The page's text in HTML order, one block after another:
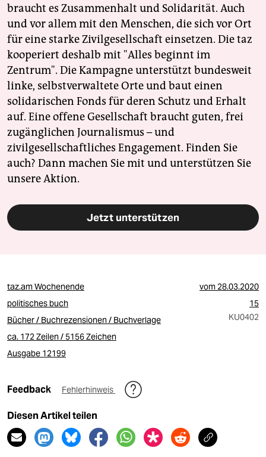
braucht es Zusammenhalt und Solidarität. Auch
und vor allem mit den Menschen, die sich vor Ort
für eine starke Zivilgesellschaft einsetzen. Die taz
kooperiert deshalb mit "Alles beginnt im
Zentrum". Die Kampagne unterstützt bundesweit
linke, selbstverwaltete Orte und baut einen
solidarischen Fonds für deren Schutz und Erhalt
auf. Eine offene Gesellschaft braucht guten, frei
zugänglichen Journalismus – und
zivilgesellschaftliches Engagement. Finden Sie
auch? Dann machen Sie mit und unterstützen Sie
unsere Aktion.
Jetzt unterstützen
taz.am Wochenende vom28.03.2020
politisches buch
15
Bücher / Buchrezensionen / Buchverlage
KU0402
ca. 172 Zeilen / 5156 Zeichen
Ausgabe 12199
Feedback Fehlerhinweis
Diesen Artikel teilen